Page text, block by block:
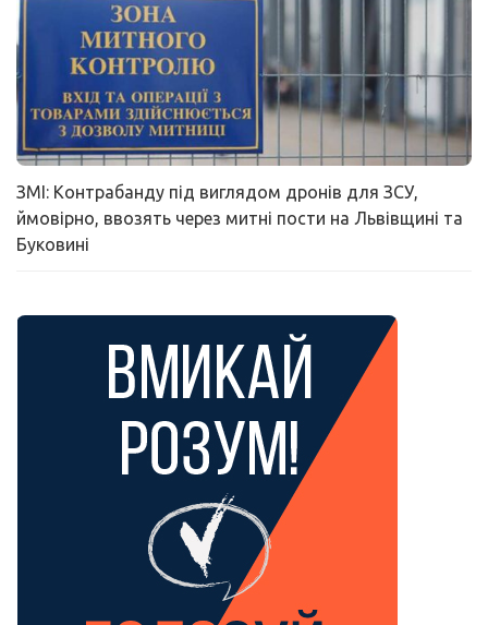
ЗМІ: Контрабанду під виглядом дронів для ЗСУ,
ймовірно, ввозять через митні пости на Львівщині та
Буковині